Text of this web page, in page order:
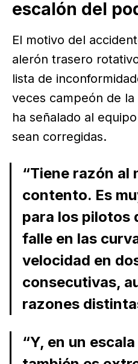
escalón del
El motivo del
alerón trasero
lista de
veces campeón de
ha señalado al
sean corregidas.
“Tiene razón al
contento. Es
para los pilotos
falle en las
velocidad en
consecutivas,
razones
“Y, en un